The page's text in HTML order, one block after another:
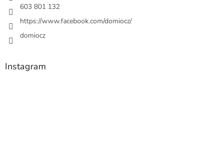
603 801 132
https://www.facebook.com/domiocz/
domiocz
Instagram